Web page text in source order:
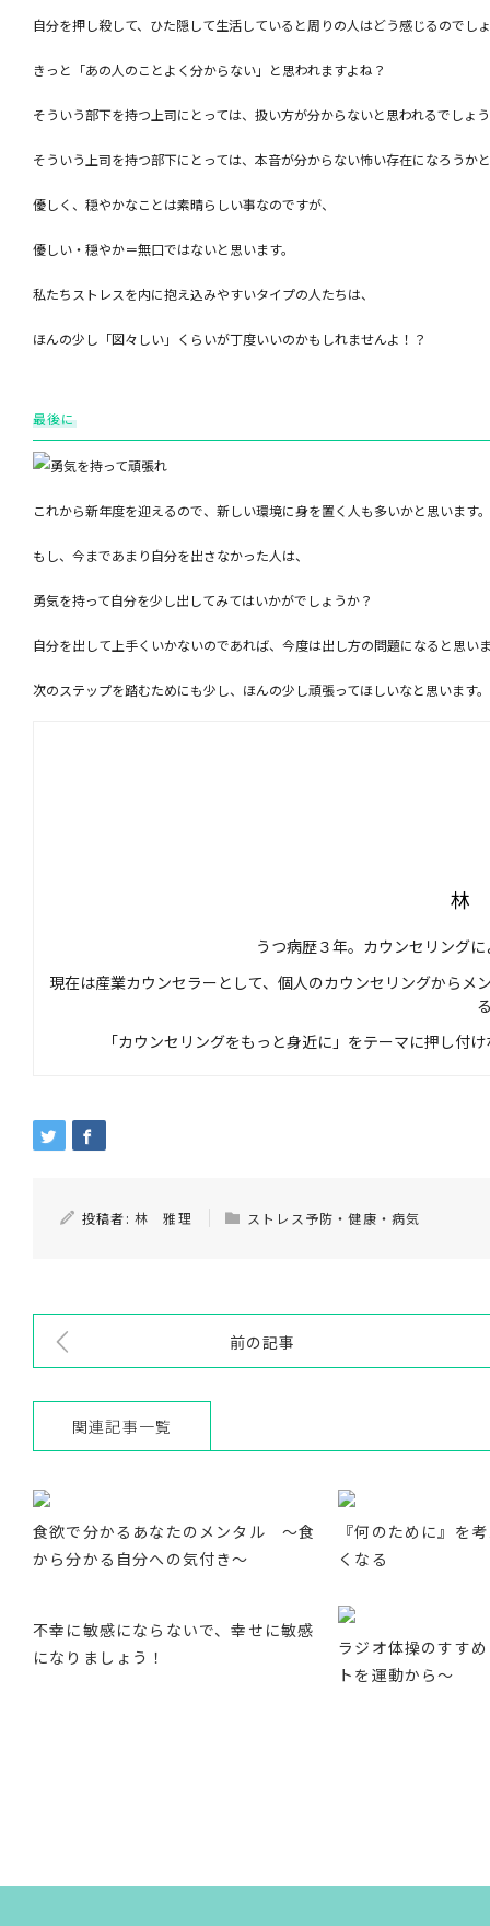
自分を押し殺して、ひた隠して生活していると周りの人はどう感じるのでし
きっと「あの人のことよく分からない」と思われますよね？
そういう部下を持つ上司にとっては、扱い方が分からないと思われるでしょ
そういう上司を持つ部下にとっては、本音が分からない怖い存在になろうか
優しく、穏やかなことは素晴らしい事なのですが、
優しい・穏やか＝無口ではないと思います。
私たちストレスを内に抱え込みやすいタイプの人たちは、
ほんの少し「図々しい」くらいが丁度いいのかもしれませんよ！？
最後に
これから新年度を迎えるので、新しい環境に身を置く人も多いかと思います。
もし、今まであまり自分を出さなかった人は、
勇気を持って自分を少し出してみてはいかがでしょうか？
自分を出して上手くいかないのであれば、今度は出し方の問題になると思い
次のステップを踏むためにも少し、ほんの少し頑張ってほしいなと思います。
林
うつ病歴３年。カウンセリング
現在は産業カウンセラーとして、個人のカウンセリングから
「カウンセリングをもっと身近に」をテーマに押し付
投稿者: 林 雅理 ストレス予防・健康・病気
前の記事
関連記事一覧
食欲で分かるあなたのメンタル ～食
から分かる自分への気付き～
『何のために』を
くなる
不幸に敏感にならないで、幸せに敏感
になりましょう！
ラジオ体操のすす
トを運動から～